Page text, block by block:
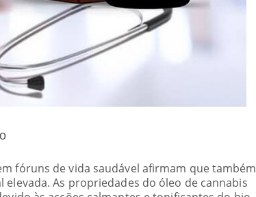
fóruns de vida saudável afirmam que também
As propriedades do óleo de cannabis